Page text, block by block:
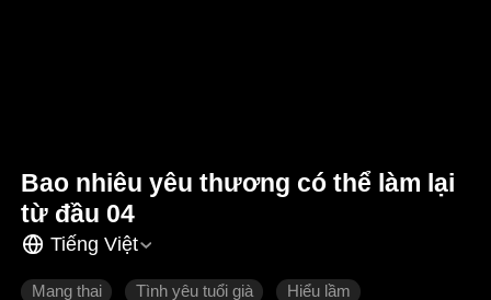
Bao nhiêu yêu thương có thể làm lại
từ đầu 04
Tiếng Việt
Mang thai Tình yêu tuổi già Hiểu lầm